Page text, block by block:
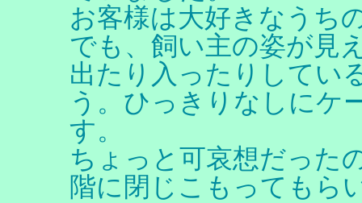
お客様は大好きなうち
でも、飼い主の姿が見
出たり入ったりしてい
う。ひっきりなしにケ
す。
ちょっと可哀想だった
階に閉じこもってもら